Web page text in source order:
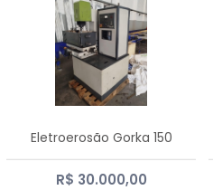
Eletroerosão Gorka 150
R$ 30.000,00